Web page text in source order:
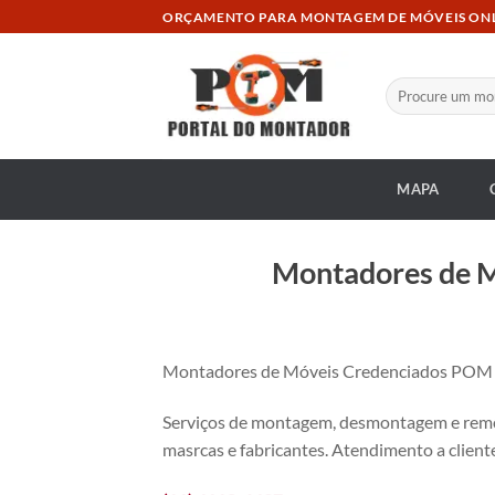
to
ORÇAMENTO PARA MONTAGEM DE MÓVEIS
Pesquisar
por:
MAPA
Montadores de
Montadores de Móveis Credenciados
Serviços de montagem, desmontagem e
masrcas e fabricantes. Atendimento a